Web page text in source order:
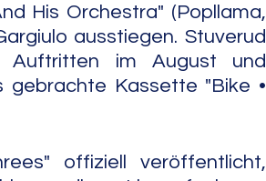
His Orchestra" (Popllama,
ausstiegen. Stuverud
im August und
gebrachte Kassette "Bike •
offiziell veröffentlicht,